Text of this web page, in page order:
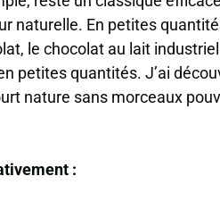
naturelle. En petites
le chocolat au lait
petites quantités. J’ai
nature sans morceaux
: